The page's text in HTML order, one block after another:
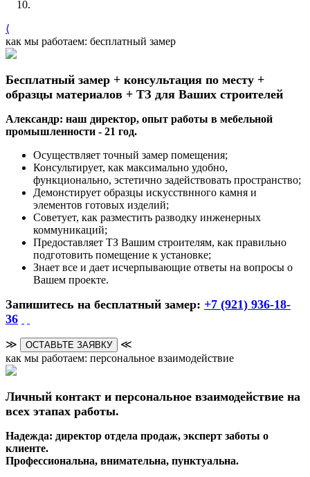
⟨
как мы работаем: бесплатный замер
Бесплатный замер + консультация по месту +
образцы материалов + ТЗ для Ваших строителей
Александр: наш директор, опыт работы в мебельной
промышленности - 21 год.
Осуществляет точный замер помещения;
Консультирует, как максимально удобно,
функционально, эстетично задействовать пространство;
Демонстирует образцы искусствнного камня и
элементов готовых изделий;
Советует, как разместить разводку инженерных
коммуникаций;
Предоставляет ТЗ Вашим строителям, как правильно
подготовить помещение к установке;
Знает все и дает исчерпывающие ответы на вопросы о
Вашем проекте.
Запишитесь на бесплатный замер: +7 (921) 936-18-
36
≫ ОСТАВЬТЕ ЗАЯВКУ
≪
как мы работаем: персональное взаимодействие
Личный контакт и персональное взаимодействие на
всех этапах работы.
Надежда: директор отдела продаж, эксперт заботы о
клиенте.
Профессиональна, внимательна, пунктуальна.